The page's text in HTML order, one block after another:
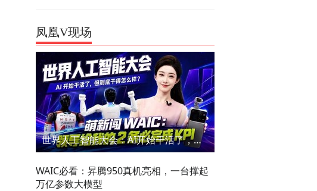
凤凰V现场
世界人工智能大会：AI开始干活了，但到底干的怎么样？萌新闯WAIC
WAIC必看：昇腾950真机亮相，一台撑起
万亿参数大模型